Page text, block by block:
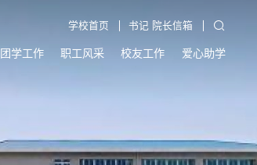
学校首页 书记 院长信箱
团学工作 职工风采 校友工作 爱心助学